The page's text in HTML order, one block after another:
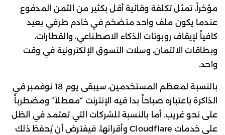
مؤخراً، تمثل تكلفة وقائية أقل بكثير من الثمن المدفوع
عندما يكون ملف واحد متضخم في خادم طرفي بعيد
كافياً لإيقاف روبوتات الذكاء الاصطناعي، والقطارات،
وبطاقات الائتمان، وسلات التسوق الإلكترونية في وقت
واحد.
بالنسبة لمعظم المستخدمين، سيبقى يوم 18 نوفمبر في
الذاكرة باعتباره صباحاً بدا فيه الإنترنت “معطلاً” ومضطرباً
على نحو غريب. أما بالنسبة للشركات التي تعتمد في الظل
على خدمات Cloudflare وأقرانها، فيفترض أن يُحفظ ذلك